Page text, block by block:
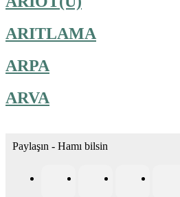
ARITLAMA
ARPA
ARVA
Paylaşın - Hamı bilsin